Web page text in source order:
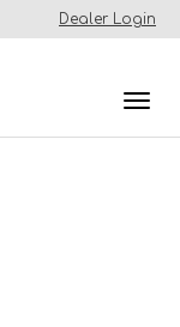
Dealer Login